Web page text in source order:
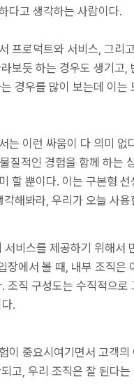
다고 생각하는 사람이다.
프로덕트와 서비스, 그리
보듯 하는 경우도 생기고
경우를 많이 보는데 이는
는 이런 싸움이 다 의미
질적인 경험을 함께 하는
할 뿐이다. 이는 구본형
각해봐라, 우리가 오늘 사
서비스를 제공하기 위해서
장에서 볼 때, 내부 조직은
조직 구성도는 수직적으
.
이 중요시여기면서 고객
고, 우리 조직은 잘 된다